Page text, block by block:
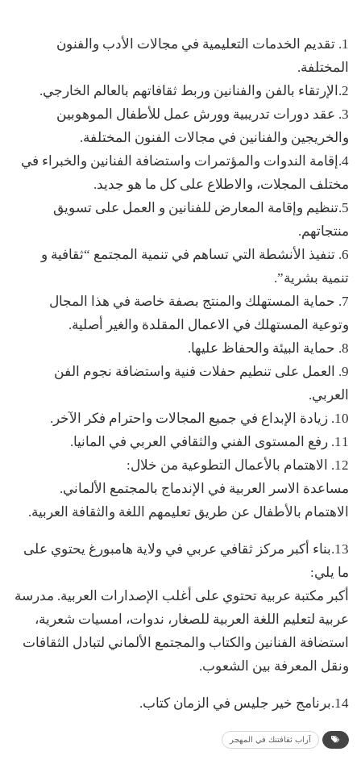
1. تقديم الخدمات التعليمية في مجالات الأدب والفنون
المختلفة.
2.الإرتقاء بالفن والفنانين وربط ثقافاتهم بالعالم الخارجي.
3. عقد دورات تدريبية وورش عمل للأطفال الموهوبين
والخريجين والفنانين في مجالات الفنون المختلفة.
4.إقامة الندوات والمؤتمرات واستضافة الفنانين والخبراء في
مختلف المجلات، والاطلاع على كل ما هو جديد.
5.تنظيم وإقامة المعارض للفنانين و العمل على تسويق
منتجاتهم.
6. تنفيذ الأنشطة التي تساهم في تنمية المجتمع “ثقافية و
تنمية بشرية”.
7. حماية المستهلك والمنتج بصفة خاصة في هذا المجال
وتوعية المستهلك في الاعمال المقلدة والغير أصلية.
8. حماية البيئة والحفاظ عليها.
9. العمل على تنطيم حفلات فنية واستضافة نجوم الفن
العربي.
10. زيادة الإبداع في جميع المجالات واحترام فكر الآخر.
11. رفع المستوى الفني والثقافي العربي في المانيا.
12. الاهتمام بالأعمال التطوعية من خلال:
مساعدة الاسر العربية في الإندماج بالمجتمع الألماني.
الاهتمام بالأطفال عن طريق تعليمهم اللغة والثقافة العربية.
13.بناء أكبر مركز ثقافي عربي في ولاية هامبورغ يحتوي على
ما يلي:
أكبر مكتبة عربية تحتوي على أغلب الإصدارات العربية. مدرسة
عربية لتعليم اللغة العربية للصغار، ندوات، امسيات شعرية،
استضافة الفنانين والكتاب والمجتمع الألماني لتبادل الثقافات
ونقل المعرفة بين الشعوب.
14.برنامج خير جليس في الزمان كتاب.
آراب ثقافتنك في المهجر